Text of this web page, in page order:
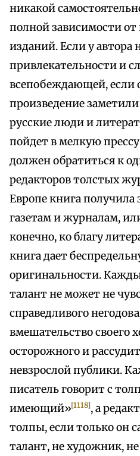
никакой
полной зависимости
изданий. Если у автора
привлекательности и
всепобеждающей, если
произведение
русские люди и
пойдет в мелкую
должен обратиться к
редакторов толстых
Европе книга получила
газетам и журналам,
конечно, ко благу
книга дает
оригинальности.
талант не может не
справедливого
вмешательство своего
осторожного и
невзрослой публики.
писатель говорит с
имеющий»[1118], а
толпы, если только он
талант, не художник,